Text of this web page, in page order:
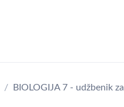
BIOLOGIJA 7 - udžbenik